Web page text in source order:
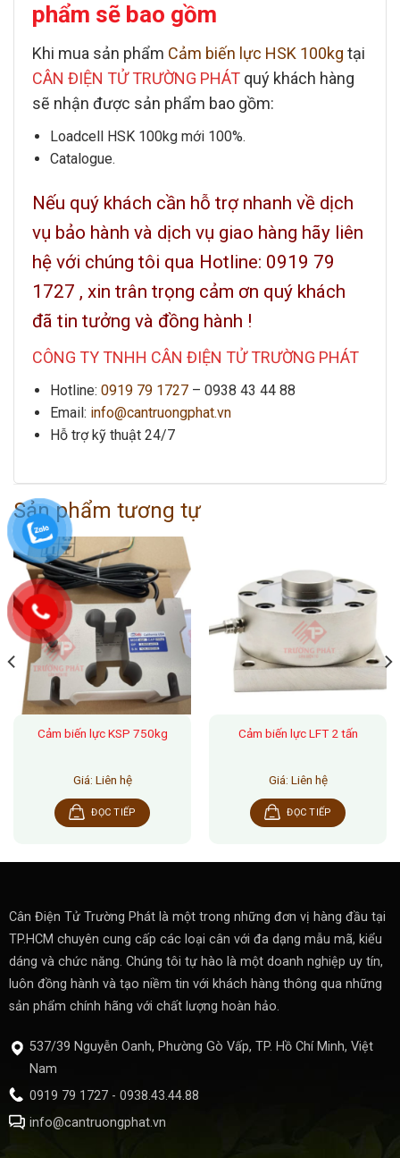
phẩm sẽ bao gồm
Khi mua sản phẩm Cảm biến lực HSK 100kg tại
CÂN ĐIỆN TỬ TRƯỜNG PHÁT quý khách hàng
sẽ nhận được sản phẩm bao gồm:
Loadcell HSK 100kg mới 100%.
Catalogue.
Nếu quý khách cần hỗ trợ nhanh về dịch
vụ bảo hành và dịch vụ giao hàng hãy liên
hệ với chúng tôi qua Hotline: 0919 79
1727 , xin trân trọng cảm ơn quý khách
đã tin tưởng và đồng hành !
CÔNG TY TNHH CÂN ĐIỆN TỬ TRƯỜNG PHÁT
Hotline: 0919 79 1727 – 0938 43 44 88
Email: info@cantruongphat.vn
Hỗ trợ kỹ thuật 24/7
Sản phẩm tương tự
Cảm biến lực KSP 750kg
Giá: Liên hệ
ĐỌC TIẾP
Cảm biến lực LFT 2 tấn
Giá: Liên hệ
ĐỌC TIẾP
Cân Điện Tử Trường Phát là một trong những đơn vị hàng đầu tại
TP.HCM chuyên cung cấp các loại cân với đa dạng mẫu mã, kiểu
dáng và chức năng. Chúng tôi tự hào là một doanh nghiệp uy tín,
luôn đồng hành và tạo niềm tin với khách hàng thông qua những
sản phẩm chính hãng với chất lượng hoàn hảo.
537/39 Nguyễn Oanh, Phường Gò Vấp, TP. Hồ Chí Minh, Việt
Nam
0919 79 1727 - 0938.43.44.88
info@cantruongphat.vn